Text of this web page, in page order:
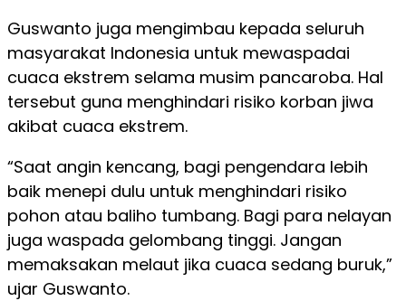
Guswanto juga mengimbau kepada seluruh
masyarakat Indonesia untuk mewaspadai
cuaca ekstrem selama musim pancaroba. Hal
tersebut guna menghindari risiko korban jiwa
akibat cuaca ekstrem.
“Saat angin kencang, bagi pengendara lebih
baik menepi dulu untuk menghindari risiko
pohon atau baliho tumbang. Bagi para nelayan
juga waspada gelombang tinggi. Jangan
memaksakan melaut jika cuaca sedang buruk,”
ujar Guswanto.